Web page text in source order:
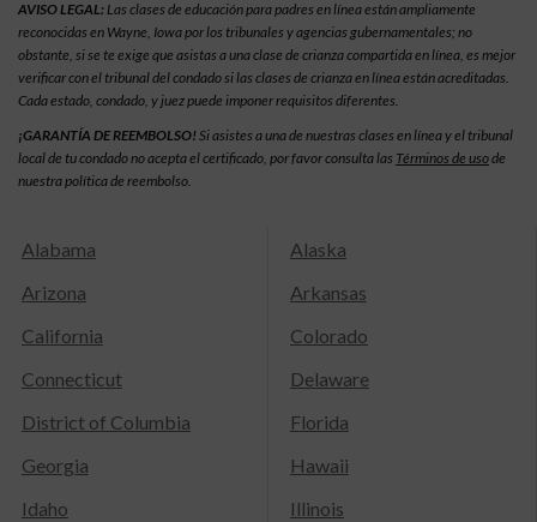
AVISO LEGAL:Las clases de educación para padres en línea están ampliamente
reconocidas en Wayne, Iowa por los tribunales y agencias gubernamentales; no
obstante, si se te exige que asistas a una clase de crianza compartida en línea, es mejor
verificar con el tribunal del condado si las clases de crianza en línea están acreditadas.
Cada estado, condado, y juez puede imponer requisitos diferentes.
¡GARANTÍA DE REEMBOLSO! Si asistes a una de nuestras clases en línea y el tribunal
local de tu condado no acepta el certificado, por favor consulta las Términos de usode
nuestra política de reembolso.
Alabama
Alaska
Arizona
Arkansas
California
Colorado
Connecticut
Delaware
District of Columbia
Florida
Georgia
Hawaii
Idaho
Illinois